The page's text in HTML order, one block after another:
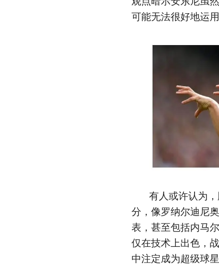
可能无法很好地运
有人或许认为
分，像罗纳尔迪尼
表，甚至包括内马
仅在技术上出色，
中注定成为超级球